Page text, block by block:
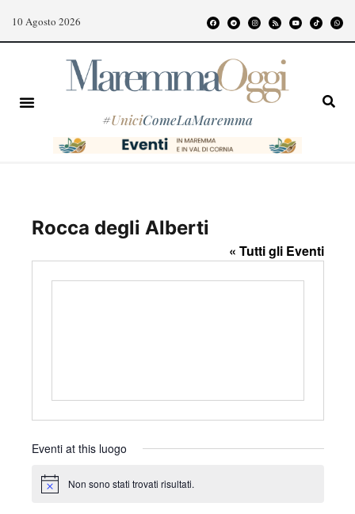
10 Agosto 2026
#UniciComeLaMaremma
Rocca degli Alberti
« Tutti gli Eventi
Eventi at this luogo
N
Non sono stati trovati risultati.